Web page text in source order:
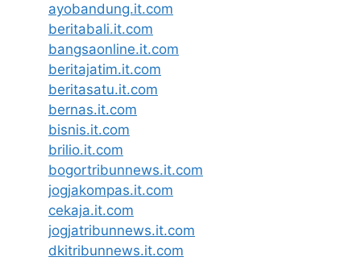
ayobandung.it.com
beritabali.it.com
bangsaonline.it.com
beritajatim.it.com
beritasatu.it.com
bernas.it.com
bisnis.it.com
brilio.it.com
bogortribunnews.it.com
jogjakompas.it.com
cekaja.it.com
jogjatribunnews.it.com
dkitribunnews.it.com